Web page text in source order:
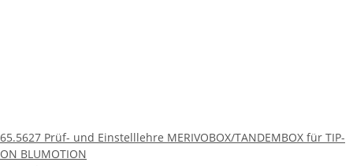
65.5627 Prüf- und Einstelllehre MERIVOBOX/TANDEMBOX für TIP-
ON BLUMOTION